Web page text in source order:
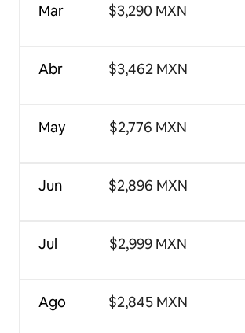
Mar
Abr
May
Jun
Jul
Ago
$3,290 MXN
$3,462 MXN
$2,776 MXN
$2,896 MXN
$2,999 MXN
$2,845 MXN